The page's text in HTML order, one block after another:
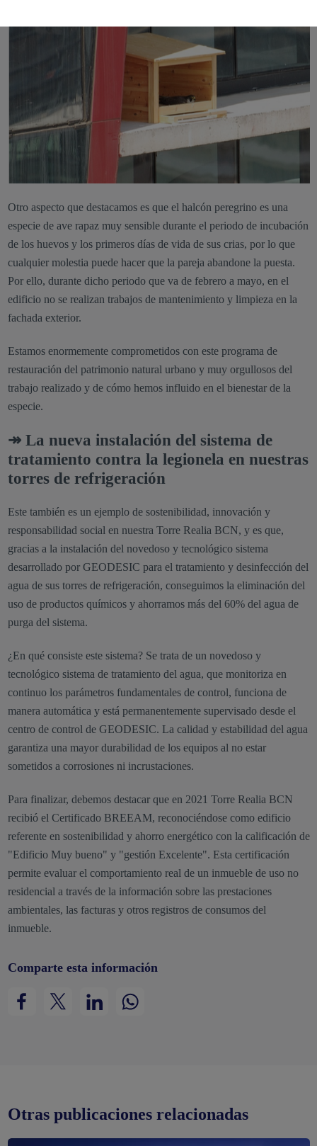
Otro aspecto que destacamos es que el halcón peregrino es una
especie de ave rapaz muy sensible durante el periodo de incubación
de los huevos y los primeros días de vida de sus crias, por lo que
cualquier molestia puede hacer que la pareja abandone la puesta.
Por ello, durante dicho periodo que va de febrero a mayo, en el
edificio no se realizan trabajos de mantenimiento y limpieza en la
fachada exterior.
Estamos enormemente comprometidos con este programa de
restauración del patrimonio natural urbano y muy orgullosos del
trabajo realizado y de cómo hemos influido en el bienestar de la
especie.
↠ La nueva instalación del sistema de
tratamiento contra la legionela en nuestras
torres de refrigeración
Este también es un ejemplo de sostenibilidad, innovación y
responsabilidad social en nuestra Torre Realia BCN, y es que,
gracias a la instalación del novedoso y tecnológico sistema
desarrollado por GEODESIC para el tratamiento y desinfección del
agua de sus torres de refrigeración, conseguimos la eliminación del
uso de productos químicos y ahorramos más del 60% del agua de
purga del sistema.
¿En qué consiste este sistema? Se trata de un novedoso y
tecnológico sistema de tratamiento del agua, que monitoriza en
continuo los parámetros fundamentales de control, funciona de
manera automática y está permanentemente supervisado desde el
centro de control de GEODESIC. La calidad y estabilidad del agua
garantiza una mayor durabilidad de los equipos al no estar
sometidos a corrosiones ni incrustaciones.
Para finalizar, debemos destacar que en 2021 Torre Realia BCN
recibió el Certificado BREEAM, reconociéndose como edificio
referente en sostenibilidad y ahorro energético con la calificación de
"Edificio Muy bueno" y "gestión Excelente". Esta certificación
permite evaluar el comportamiento real de un inmueble de uso no
residencial a través de la información sobre las prestaciones
ambientales, las facturas y otros registros de consumos del
inmueble.
Comparte esta información
Otras publicaciones relacionadas